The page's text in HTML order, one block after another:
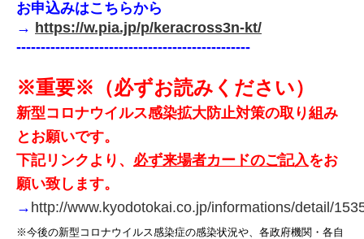
お申込みはこちらから
→ https://w.pia.jp/p/keracross3n-kt/
------------------------------------------------
※重要※（必ずお読みください）
新型コロナウイルス感染拡大防止対策の取り組み
とお願いです。
下記リンクより、 必ず来場者カードのご記入をお
願い致します。
→ http://www.kyodotokai.co.jp/informations/detail/
※今後の新型コロナウイルス感染症の感染状況や、各政府機関・各自